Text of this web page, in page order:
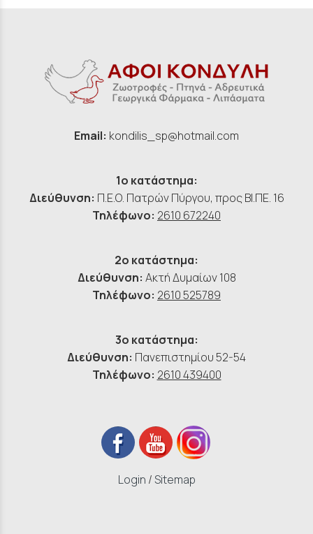
Email: kondilis_sp@hotmail.com
1ο κατάστημα:
Διεύθυνση: Π.Ε.Ο. Πατρών Πύργου, προς ΒΙ.ΠΕ. 16
Τηλέφωνο: 2610 672240
2ο κατάστημα:
Διεύθυνση: Ακτή Δυμαίων 108
Τηλέφωνο: 2610 525789
3ο κατάστημα:
Διεύθυνση: Πανεπιστημίου 52-54
Τηλέφωνο: 2610 439400
Login /Sitemap